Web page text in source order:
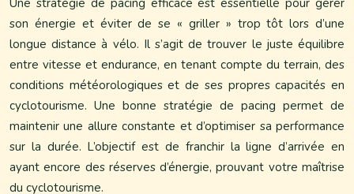
Une stratégie de pacing efficace est essentielle pour gérer
son énergie et éviter de se « griller » trop tôt lors d’une
longue distance à vélo. Il s’agit de trouver le juste équilibre
entre vitesse et endurance, en tenant compte du terrain, des
conditions météorologiques et de ses propres capacités en
cyclotourisme. Une bonne stratégie de pacing permet de
maintenir une allure constante et d’optimiser sa performance
sur la durée. L’objectif est de franchir la ligne d’arrivée en
ayant encore des réserves d’énergie, prouvant votre maîtrise
du cyclotourisme.